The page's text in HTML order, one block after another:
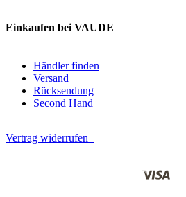
Einkaufen bei VAUDE
Händler finden
Versand
Rücksendung
Second Hand
Vertrag widerrufen